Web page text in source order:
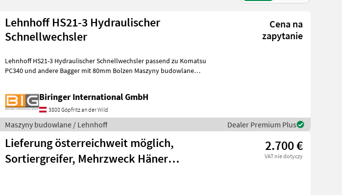
Lehnhoff HS21-3 Hydraulischer
Schnellwechsler
Cena na
zapytanie
Lehnhoff HS21-3 Hydraulischer Schnellwechsler passend zu Komatsu
PC340 und andere Bagger mit 80mm Bolzen Maszyny budowlane
Biringer International GmbH
3800 Göpfritz an der Wild
Maszyny budowlane / Lehnhoff Dealer Premium Plus
Lieferung österreichweit möglich,
Sortiergreifer, Mehrzweck Häner
2.700 €
VAT nie dotyczy